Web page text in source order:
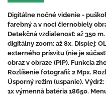
Digitálne nočné videnie -
farebný a v noci čiernobiely
Detekčná vzdialenosť: až 350
digitálny zoom: až 8x. Displej:
externého prísvitu (nie je
obraz v obraze (PIP). Funkcia
Rozlíšenie fotografií: 2 Mpx.
Úsporný režim (uspanie). Výdrž:
1x výmenná batéria 18650.